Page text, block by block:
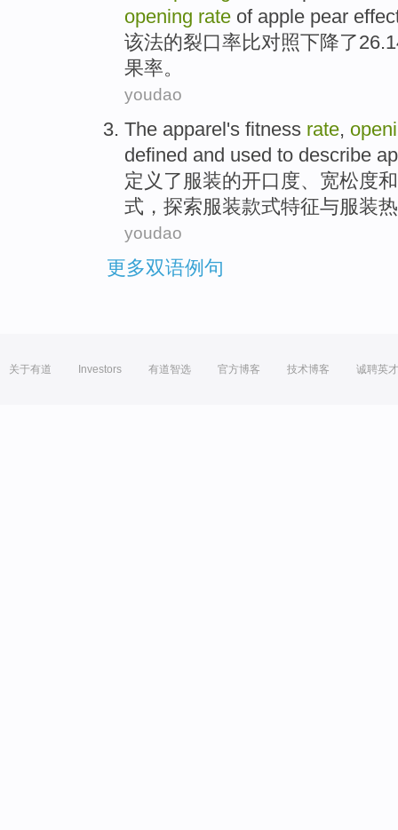
opening rate of apple pear
该法的裂口率比对照下降了
果率。
youdao
The apparel's fitness rate,
defined and used to describe
定义 了 服装的开口度、宽松度和
式，探索服装款式特征与服装
youdao
更多双语例句
关于有道 Investors 有道智选 官方博客 技术博客 诚聘英才